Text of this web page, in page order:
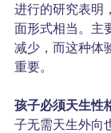
进行的研究表明
面形式相当。主
减少，而这种体
重要。
孩子必须天生性
子无需天生外向